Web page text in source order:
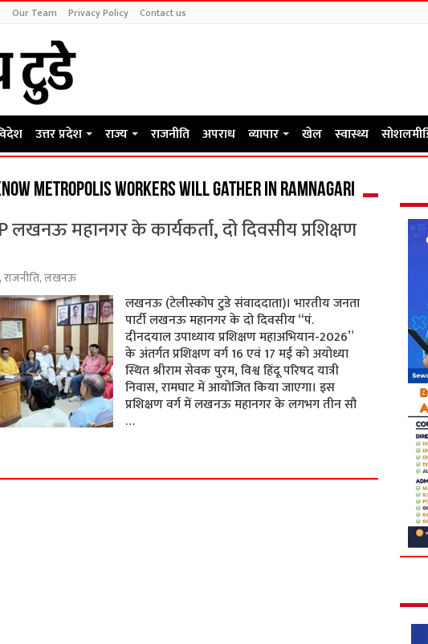
Our Team Privacy Policy Contact us
उत्तर प्रदेश राज्य राजनीति अपराध व्यापार खेल स्वास्थ्य
metropolis workers will gather in Ramnagari
लखनऊ महानगर के कार्यकर्ता, दो दिवसीय प्रशिक्षण
राजनीति,लखनऊ
लखनऊ (टेलीस्कोप टुडे संवाददाता)। भारतीय जनता
पार्टी लखनऊ महानगर के दो दिवसीय “पं.
दीनदयाल उपाध्याय प्रशिक्षण महाअभियान-2026”
के अंतर्गत प्रशिक्षण वर्ग 16 एवं 17 मई को अयोध्या
स्थित श्रीराम सेवक पुरम, विश्व हिंदू परिषद यात्री
निवास, रामघाट में आयोजित किया जाएगा। इस
प्रशिक्षण वर्ग में लखनऊ महानगर के लगभग तीन सौ
…